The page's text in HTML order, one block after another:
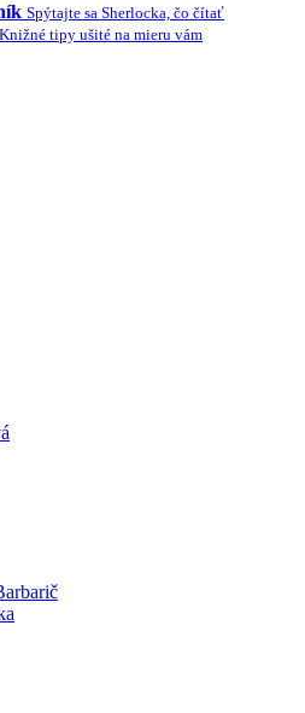
Spýtajte sa Sherlocka, čo čítať
Knižné tipy ušité na mieru vám